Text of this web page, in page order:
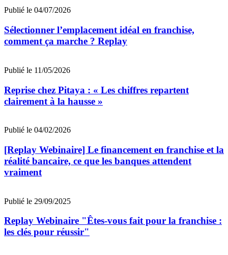
Publié le 04/07/2026
Sélectionner l’emplacement idéal en franchise,
comment ça marche ? Replay
Publié le 11/05/2026
Reprise chez Pitaya : « Les chiffres repartent
clairement à la hausse »
Publié le 04/02/2026
[Replay Webinaire] Le financement en franchise et la
réalité bancaire, ce que les banques attendent
vraiment
Publié le 29/09/2025
Replay Webinaire "Êtes-vous fait pour la franchise :
les clés pour réussir"